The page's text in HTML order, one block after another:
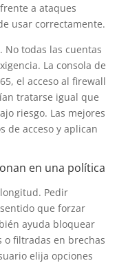
a ataques
usar correctamente.
todas las cuentas
La consola de
el acceso al firewall
tratarse igual que
riesgo. Las mejores
de acceso y aplican
en una política
Pedir
que forzar
ayuda bloquear
o filtradas en brechas
elija opciones